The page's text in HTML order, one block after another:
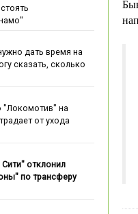
дать время на
сказать, сколько
"Локомотив" на
от ухода
отклонил
по трансферу